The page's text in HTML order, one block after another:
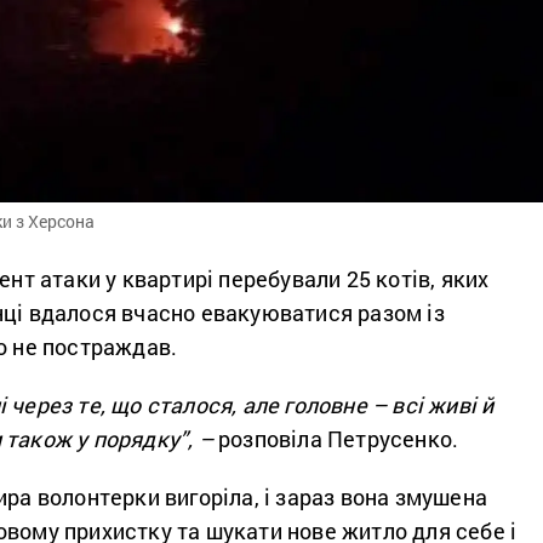
з Херсона
атаки у квартирі перебували 25 котів, яких
вдалося вчасно евакуюватися разом із
не постраждав.
те, що сталося, але головне – всі живі й
у порядку”, –розповіла Петрусенко.
волонтерки вигоріла, і зараз вона змушена
прихистку та шукати нове житло для себе і